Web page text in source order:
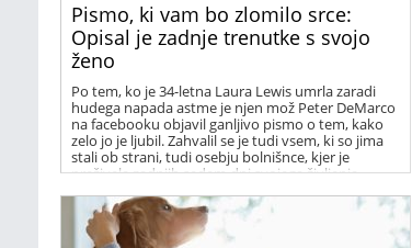
Pismo, ki vam bo zlomilo srce:
Opisal je zadnje trenutke s svojo
ženo
Po tem, ko je 34-letna Laura Lewis umrla zaradi
hudega napada astme je njen mož Peter DeMarco
na facebooku objavil ganljivo pismo o tem, kako
zelo jo je ljubil. Zahvalil se je tudi vsem, ki so jima
stali ob strani, tudi osebju bolnišnce, kjer je
preživela zadnjih sedem dni svojega življenja.